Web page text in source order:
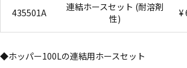
435501A
連結ホースセット (耐溶剤
性)
¥
◆ホッパー100Lの連結用ホースセット